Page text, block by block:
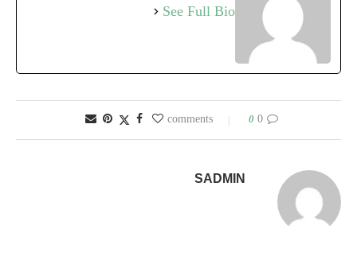
See Full Bio
0 comments
0
SADMIN